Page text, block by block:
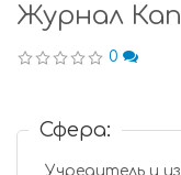
Журнал
0
Сфера:
Учредитель и